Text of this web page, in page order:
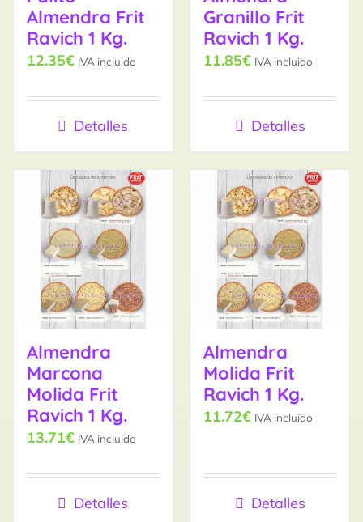
Almendra Frit
Ravich 1 Kg.
12.35€ IVA incluido
Detalles
Granillo Frit
Ravich 1 Kg.
11.85€ IVA incluido
Detalles
Almendra
Marcona
Molida Frit
Ravich 1 Kg.
13.71€ IVA incluido
Detalles
Almendra
Molida Frit
Ravich 1 Kg.
11.72€ IVA incluido
Detalles